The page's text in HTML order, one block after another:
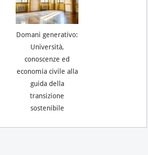
Domani generativo:
Università,
conoscenze ed
economia civile alla
guida della
transizione
sostenibile